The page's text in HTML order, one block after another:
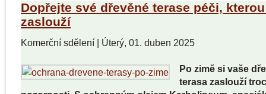
Dopřejte své dřevěné terase péči,
zaslouží
Komerční sdělení| Úterý, 01. duben 2025
Po zimě si vaše
terasa zaslouží